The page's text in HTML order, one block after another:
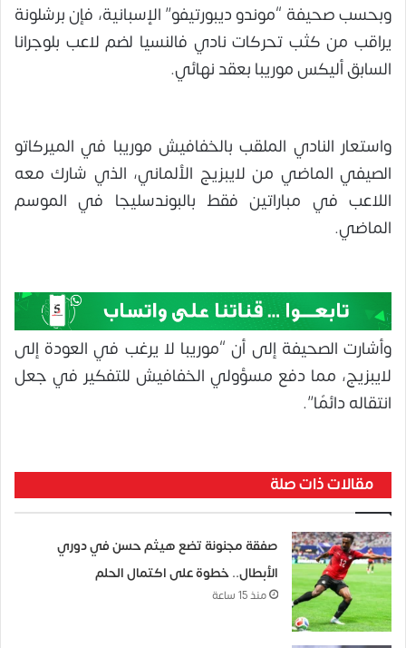
وبحسب صحيفة “موندو ديبورتيفو” الإسبانية، فإن برشلونة
يراقب من كثب تحركات نادي فالنسيا لضم لاعب بلوجرانا
السابق أليكس موريبا بعقد نهائي.
واستعار النادي الملقب بالخفافيش موريبا في الميركاتو
الصيفي الماضي من لايبزيج الألماني، الذي شارك معه
اللاعب في مباراتين فقط بالبوندسليجا في الموسم
الماضي.
وأشارت الصحيفة إلى أن “موريبا لا يرغب في العودة إلى
لايبزيج، مما دفع مسؤولي الخفافيش للتفكير في جعل
انتقاله دائمًا”.
مقالات ذات صلة
صفقة مجنونة تضع هيثم حسن في دوري
الأبطال.. خطوة على اكتمال الحلم
منذ 15 ساعة